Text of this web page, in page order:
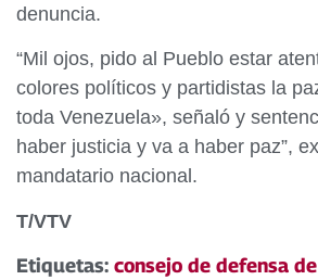
denuncia.
“Mil ojos, pido al Pueblo estar
colores políticos y partidistas la
toda Venezuela», señaló y
haber justicia y va a haber paz”,
mandatario nacional.
T/VTV
Etiquetas: consejo de defensa